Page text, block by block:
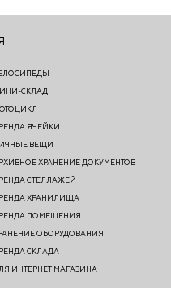
СКЛАД
ЯЧЕЙКИ
ВЕЩИ
ХРАНЕНИЕ ДОКУМЕНТОВ
СТЕЛЛАЖЕЙ
ХРАНИЛИЩА
ПОМЕЩЕНИЯ
ОБОРУДОВАНИЯ
СКЛАДА
ИНТЕРНЕТ МАГАЗИНА